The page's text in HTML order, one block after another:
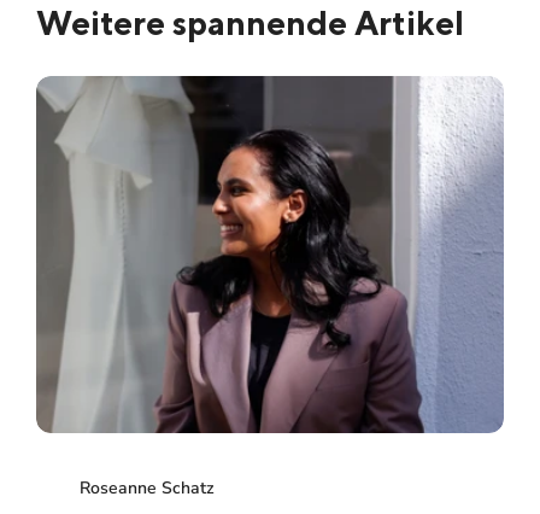
Weitere spannende Artikel
Roseanne Schatz